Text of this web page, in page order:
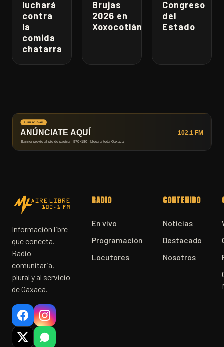
luchará
contra
la
comida
chatarra
Brujas
2026 en
Xoxocotlán
Congreso
del
Estado
Información libre
que conecta.
Radio
comunitaria,
plural y al servicio
de Oaxaca.
RADIO
En vivo
Programación
Locutores
CONTENIDO
Noticias
Destacado
Nosotros